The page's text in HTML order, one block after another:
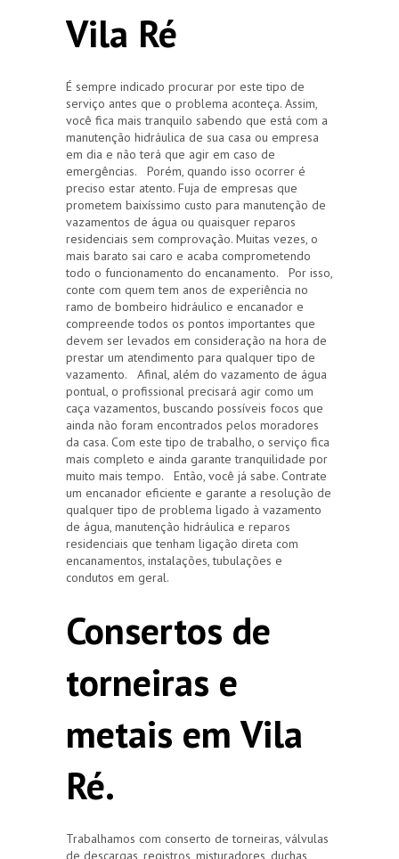
Vila Ré
É sempre indicado procurar por este tipo de
serviço antes que o problema aconteça. Assim,
você fica mais tranquilo sabendo que está com a
manutenção hidráulica de sua casa ou empresa
em dia e não terá que agir em caso de
emergências. Porém, quando isso ocorrer é
preciso estar atento. Fuja de empresas que
prometem baixíssimo custo para manutenção de
vazamentos de água ou quaisquer reparos
residenciais sem comprovação. Muitas vezes, o
mais barato sai caro e acaba comprometendo
todo o funcionamento do encanamento. Por isso,
conte com quem tem anos de experiência no
ramo de bombeiro hidráulico e encanador e
compreende todos os pontos importantes que
devem ser levados em consideração na hora de
prestar um atendimento para qualquer tipo de
vazamento. Afinal, além do vazamento de água
pontual, o profissional precisará agir como um
caça vazamentos, buscando possíveis focos que
ainda não foram encontrados pelos moradores
da casa. Com este tipo de trabalho, o serviço fica
mais completo e ainda garante tranquilidade por
muito mais tempo. Então, você já sabe. Contrate
um encanador eficiente e garante a resolução de
qualquer tipo de problema ligado à vazamento
de água, manutenção hidráulica e reparos
residenciais que tenham ligação direta com
encanamentos, instalações, tubulações e
condutos em geral.
Consertos de
torneiras e
metais em Vila
Ré.
Trabalhamos com conserto de torneiras, válvulas
de descargas, registros, misturadores, duchas,